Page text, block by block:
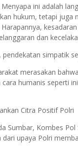
ini adalah
hukum, tetapi juga
dan
simpatik
merasakan
humanis seperti
Citra Positif Polri
Sumbar, Kombes
dari upaya Polri